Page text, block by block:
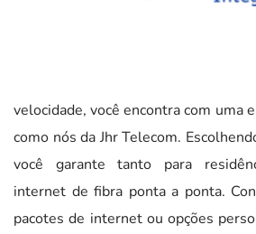
velocidade, você encontra com uma
como nós da Jhr Telecom.
você garante tanto para
internet de fibra ponta a ponta.
pacotes de internet ou opções